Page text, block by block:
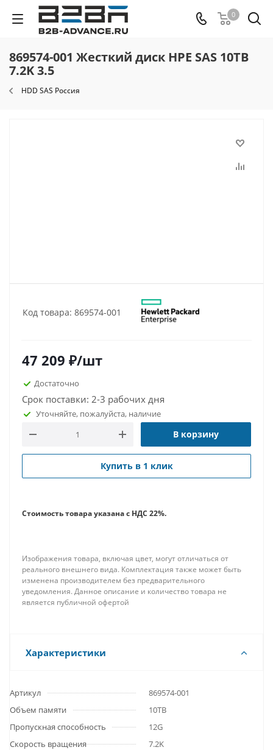
0
869574-001 Жесткий диск HPE SAS 10TB
7.2K 3.5
HDD SAS Россия
Код товара: 869574-001
47 209 ₽/шт
Достаточно
Срок поставки: 2-3 рабочих дня
Уточняйте, пожалуйста, наличие
В корзину
Купить в 1 клик
Стоимость товара указана с НДС 22%.
Изображения товара, включая цвет, могут отличаться от
реального внешнего вида. Комплектация также может быть
изменена производителем без предварительного
уведомления. Данное описание и количество товара не
является публичной офертой
Характеристики
Артикул
869574-001
Объем памяти
10TB
Пропускная способность
12G
Скорость вращения
7.2K